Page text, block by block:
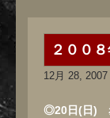
２００
12月 28, 2007
◎20日(日)